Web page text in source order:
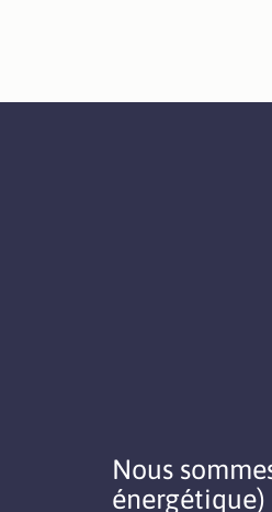
Nous